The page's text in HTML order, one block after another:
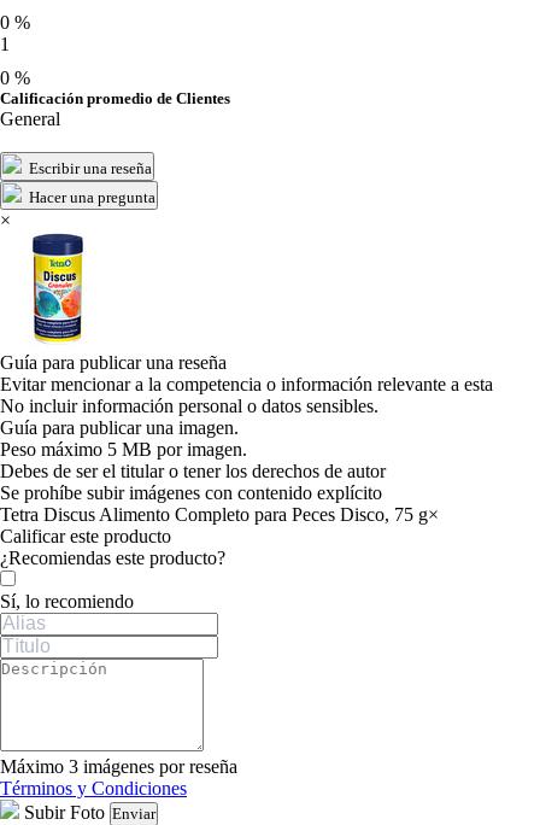
0 %
1
0 %
Calificación promedio de Clientes
General
Escribir una reseña
Hacer una pregunta
×
Guía para publicar una reseña
Evitar mencionar a la competencia o información relevante a esta
No incluir información personal o datos sensibles.
Guía para publicar una imagen.
Peso máximo 5 MB por imagen.
Debes de ser el titular o tener los derechos de autor
Se prohíbe subir imágenes con contenido explícito
Tetra Discus Alimento Completo para Peces Disco, 75 g×
Calificar este producto
Tu valoración
¿Recomiendas este producto?
Sí, lo recomiendo
Máximo 3 imágenes por reseña
Términos y Condiciones
Subir Foto Enviar